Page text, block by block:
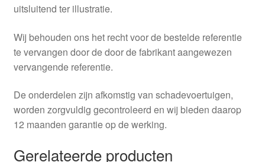
uitsluitend ter illustratie.
Wij behouden ons het recht voor de bestelde referentie
te vervangen door de door de fabrikant aangewezen
vervangende referentie.
De onderdelen zijn afkomstig van schadevoertuigen,
worden zorgvuldig gecontroleerd en wij bieden daarop
12 maanden garantie op de werking.
Gerelateerde producten